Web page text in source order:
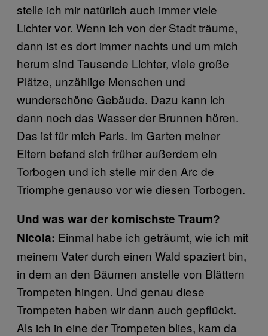
stelle ich mir natürlich auch immer viele
Lichter vor. Wenn ich von der Stadt träume,
dann ist es dort immer nachts und um mich
herum sind Tausende Lichter, viele große
Plätze, unzählige Menschen und
wunderschöne Gebäude. Dazu kann ich
dann noch das Wasser der Brunnen hören.
Das ist für mich Paris. Im Garten meiner
Eltern befand sich früher außerdem ein
Torbogen und ich stelle mir den Arc de
Triomphe genauso vor wie diesen Torbogen.
Und was war der komischste Traum?
Nicola: Einmal habe ich geträumt, wie ich mit
meinem Vater durch einen Wald spaziert bin,
in dem an den Bäumen anstelle von Blättern
Trompeten hingen. Und genau diese
Trompeten haben wir dann auch gepflückt.
Als ich in eine der Trompeten blies, kam da